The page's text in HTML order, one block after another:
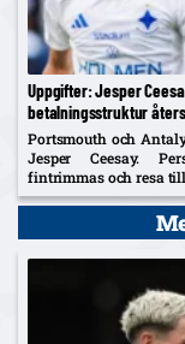
Uppgifter: Jesper
betalningsstruktur
Portsmouth och
Jesper Ceesay.
fintrimmas och resa